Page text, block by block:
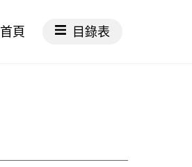
首頁 目錄表